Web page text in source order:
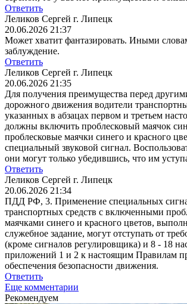
Ответить
Леликов Сергей г. Липецк
20.06.2026 21:37
Может хватит фантазировать. Иными
заблуждение.
Ответить
Леликов Сергей г. Липецк
20.06.2026 21:35
Для получения преимущества перед
дорожного движения водители
указанных в абзацах первом и третьем
должны включить проблесковый маячок
проблесковые маячки синего и красного
специальный звуковой сигнал.
они могут только убедившись, что им
Ответить
Леликов Сергей г. Липецк
20.06.2026 21:34
ПДД РФ, 3. Применение специальных
транспортных средств с включенными
маячками синего и красного цветов,
служебное задание, могут отступать от
(кроме сигналов регулировщика) и 8 - 18
приложений 1 и 2 к настоящим Правилам
обеспечения безопасности движения.
Ответить
Еще комментарии
Рекомендуем